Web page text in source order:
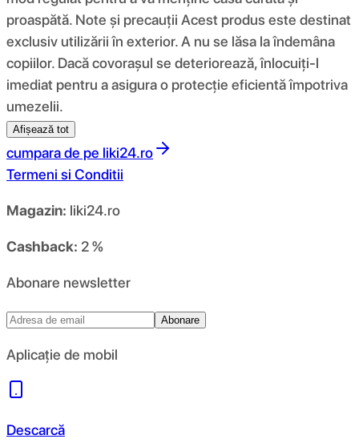
proaspătă. Note și precauții Acest produs este destinat
exclusiv utilizării în exterior. A nu se lăsa la îndemâna
copiilor. Dacă covorașul se deteriorează, înlocuiți-l
imediat pentru a asigura o protecție eficientă împotriva
umezelii.
Afișează tot
cumpara de pe liki24.ro
Termeni si Conditii
Magazin: liki24.ro
Cashback: 2 %
Abonare newsletter
Abonare
Aplicație de mobil
Descarcă